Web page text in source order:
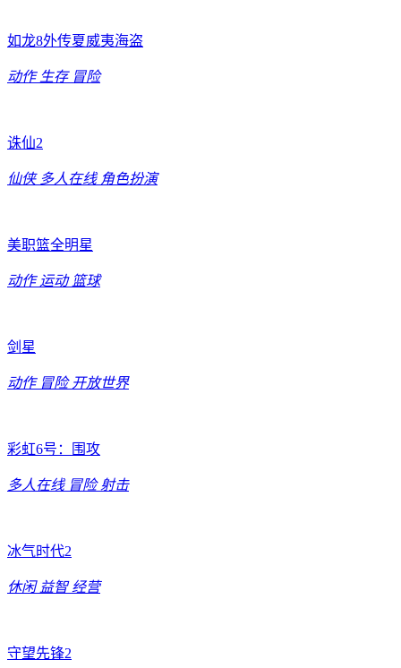
如龙8外传夏威夷海盗
动作 生存 冒险
诛仙2
仙侠 多人在线 角色扮演
美职篮全明星
动作 运动 篮球
剑星
动作 冒险 开放世界
彩虹6号：围攻
多人在线 冒险 射击
冰气时代2
休闲 益智 经营
守望先锋2